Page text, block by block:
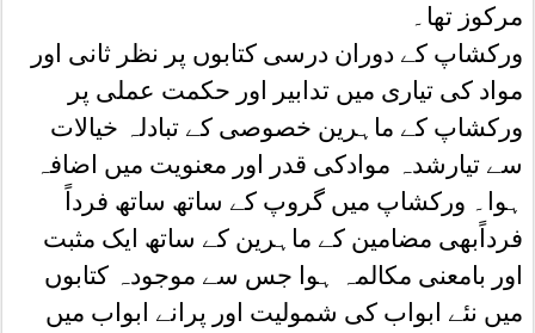
مرکوز تھا۔
ورکشاپ کے دوران درسی کتابوں پر نظر ثانی اور
مواد کی تیاری میں تدابیر اور حکمت عملی پر
ورکشاپ کے ماہرین خصوصی کے تبادلہ خیالات
سے تیارشدہ موادکی قدر اور معنویت میں اضافہ
ہوا۔ ورکشاپ میں گروپ کے ساتھ ساتھ فرداً
فرداًبھی مضامین کے ماہرین کے ساتھ ایک مثبت
اور بامعنی مکالمہ ہوا جس سے موجودہ کتابوں
میں نئے ابواب کی شمولیت اور پرانے ابواب میں